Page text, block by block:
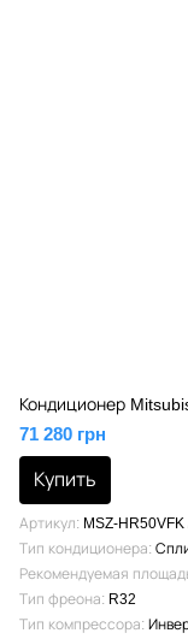
Кондиционер
71 280 грн
Купить
Артикул
MSZ-
Тип кондиционера
Рекомендуемая
Тип фреона
R32
Тип компрессора